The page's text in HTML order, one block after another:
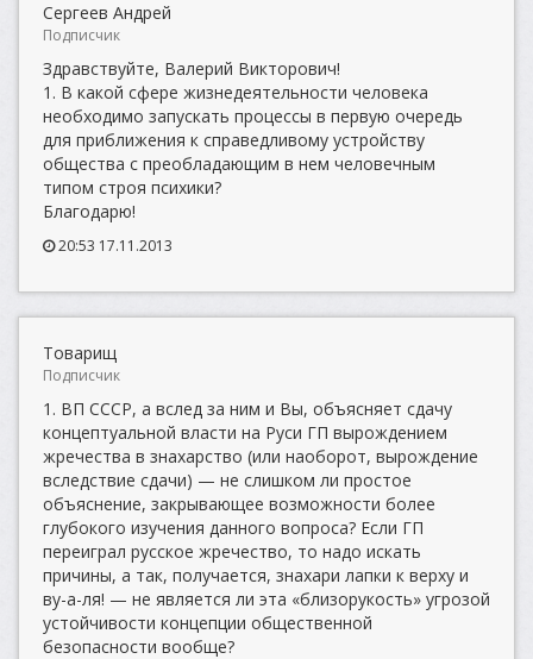
Сергеев Андрей
Подписчик
Здравствуйте, Валерий Викторович!
1. В какой сфере жизнедеятельности человека
необходимо запускать процессы в первую очередь
для приближения к справедливому устройству
общества с преобладающим в нем человечным
типом строя психики?
Благодарю!
20:53 17.11.2013
Товарищ
Подписчик
1. ВП СССР, а вслед за ним и Вы, объясняет сдачу
концептуальной власти на Руси ГП вырождением
жречества в знахарство (или наоборот, вырождение
вследствие сдачи) — не слишком ли простое
объяснение, закрывающее возможности более
глубокого изучения данного вопроса? Если ГП
переиграл русское жречество, то надо искать
причины, а так, получается, знахари лапки к верху и
ву-а-ля! — не является ли эта «близорукость» угрозой
устойчивости концепции общественной
безопасности вообще?